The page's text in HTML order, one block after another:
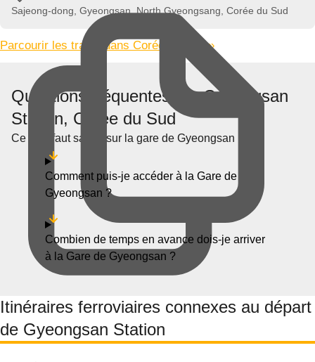
Sajeong-dong, Gyeongsan, North Gyeongsang, Corée du Sud
Parcourir les trains dans Corée du Sud »
Questions fréquentes sur Gyeongsan
Station, Corée du Sud
Ce qu'il faut savoir sur la gare de Gyeongsan
Comment puis-je accéder à la Gare de
Gyeongsan ?
Combien de temps en avance dois-je arriver
à la Gare de Gyeongsan ?
Itinéraires ferroviaires connexes au départ
de Gyeongsan Station